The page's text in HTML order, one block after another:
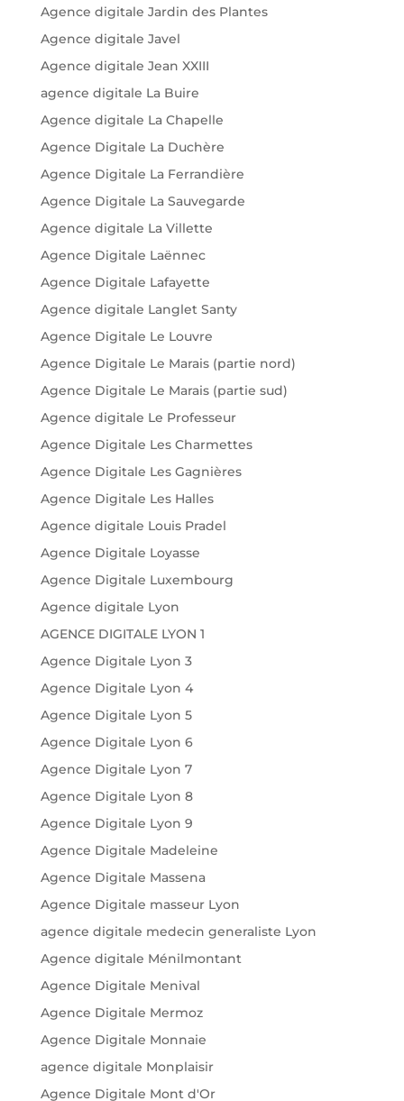
Agence digitale Jardin des Plantes
Agence digitale Javel
Agence digitale Jean XXIII
agence digitale La Buire
Agence digitale La Chapelle
Agence Digitale La Duchère
Agence Digitale La Ferrandière
Agence Digitale La Sauvegarde
Agence digitale La Villette
Agence Digitale Laënnec
Agence Digitale Lafayette
Agence digitale Langlet Santy
Agence Digitale Le Louvre
Agence Digitale Le Marais (partie nord)
Agence Digitale Le Marais (partie sud)
Agence digitale Le Professeur
Agence Digitale Les Charmettes
Agence Digitale Les Gagnières
Agence Digitale Les Halles
Agence digitale Louis Pradel
Agence Digitale Loyasse
Agence Digitale Luxembourg
Agence digitale Lyon
AGENCE DIGITALE LYON 1
Agence Digitale Lyon 3
Agence Digitale Lyon 4
Agence Digitale Lyon 5
Agence Digitale Lyon 6
Agence Digitale Lyon 7
Agence Digitale Lyon 8
Agence Digitale Lyon 9
Agence Digitale Madeleine
Agence Digitale Massena
Agence Digitale masseur Lyon
agence digitale medecin generaliste Lyon
Agence digitale Ménilmontant
Agence Digitale Menival
Agence Digitale Mermoz
Agence Digitale Monnaie
agence digitale Monplaisir
Agence Digitale Mont d'Or